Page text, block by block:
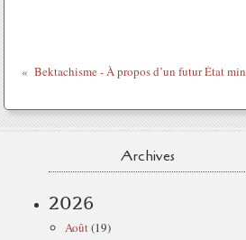
Archives
2026
Août(19)